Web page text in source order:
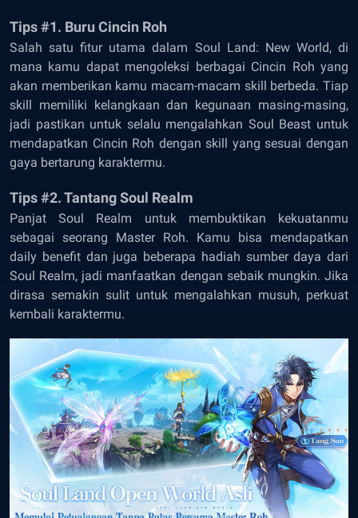
Tips #1. Buru Cincin Roh
Salah satu fitur utama dalam Soul Land: New World, di
mana kamu dapat mengoleksi berbagai Cincin Roh yang
akan memberikan kamu macam-macam skill berbeda. Tiap
skill memiliki kelangkaan dan kegunaan masing-masing,
jadi pastikan untuk selalu mengalahkan Soul Beast untuk
mendapatkan Cincin Roh dengan skill yang sesuai dengan
gaya bertarung karaktermu.
Tips #2. Tantang Soul Realm
Panjat Soul Realm untuk membuktikan kekuatanmu
sebagai seorang Master Roh. Kamu bisa mendapatkan
daily benefit dan juga beberapa hadiah sumber daya dari
Soul Realm, jadi manfaatkan dengan sebaik mungkin. Jika
dirasa semakin sulit untuk mengalahkan musuh, perkuat
kembali karaktermu.